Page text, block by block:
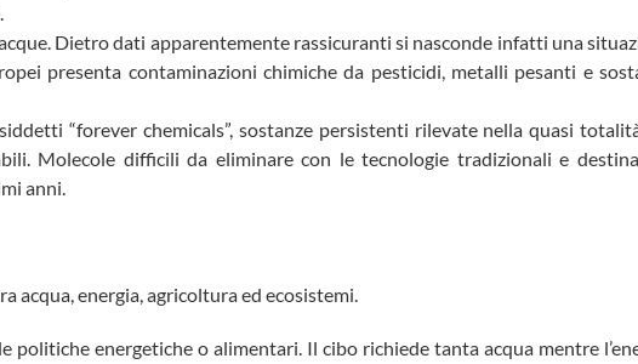
Dietro dati apparentemente rassicuranti si nasconde infatti una
presenta contaminazioni chimiche da pesticidi, metalli pesanti e
“forever chemicals”, sostanze persistenti rilevate nella quasi
Molecole difficili da eliminare con le tecnologie tradizionali e
anni.
acqua, energia, agricoltura ed ecosistemi.
energetiche o alimentari. Il cibo richiede tanta acqua mentre